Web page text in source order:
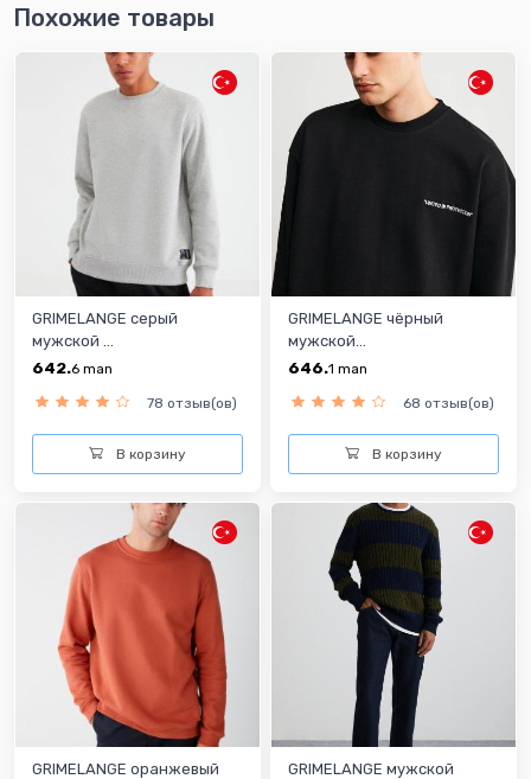
Похожие товары
GRIMELANGE cерый
мужской ...
642.6 man
78 отзыв(ов)
В корзину
GRIMELANGE чёрный
мужской...
646.1 man
68 отзыв(ов)
В корзину
GRIMELANGE оранжевый
GRIMELANGE мужской